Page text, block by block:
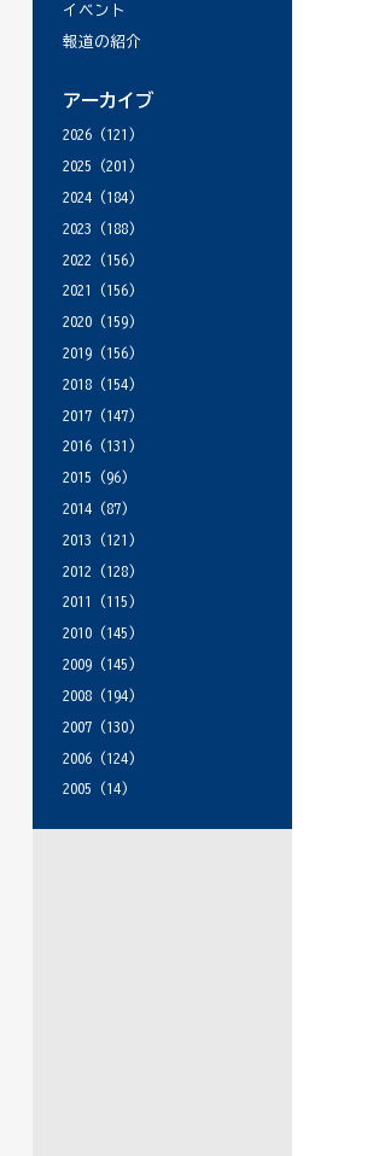
イベント
報道の紹介
アーカイブ
2026 (121)
2025 (201)
2024 (184)
2023 (188)
2022 (156)
2021
(156)
2020 (159)
2019 (156)
2018 (154)
2017 (147)
2016 (131)
2015 (96)
2014 (87)
2013 (121)
2012 (128)
2011
(115)
2010 (145)
2009 (145)
2008 (194)
2007 (130)
2006 (124)
2005 (14)